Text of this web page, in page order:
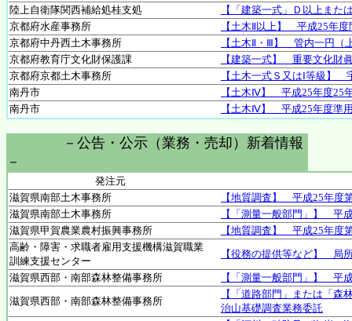
陸上自衛隊関西補給処桂支処
【「建築一式」Ｄ以上ま
京都府水産事務所
【土木Ⅱ以上】 平成25年
京都府中丹西土木事務所
【土木Ⅱ・Ⅲ】 管内一円（
京都府教育庁文化財保護課
【建築一式】 重要文化財
京都府京都土木事務所
【土木一式Ｓ又はⅠ等級】
南丹市
【土木Ⅳ】 平成25年度25
南丹市
【土木Ⅳ】 平成25年度準
－公告・公示（業務・売却）新着情報
－
発注元
滋賀県南部土木事務所
【地質調査】 平成25年度
滋賀県南部土木事務所
【「測量一般部門」】 平
滋賀県甲賀農業農村振興事務所
【地質調査】 平成25年度
高齢・障害・求職者雇用支援機構滋賀職業
訓練支援センター
【役務の提供等など】 局
滋賀県西部・南部森林整備事務所
【「測量一般部門」】 平
滋賀県西部・南部森林整備事務所
【「道路部門」または「
治山基礎調査業務委託